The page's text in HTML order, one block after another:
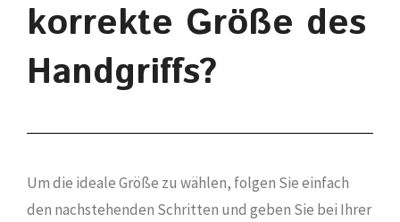
korrekte Größe des
Handgriffs?
Um die ideale Größe zu wählen, folgen Sie einfach
den nachstehenden Schritten und geben Sie bei Ihrer